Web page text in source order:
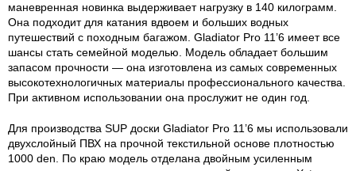
маневренная новинка выдерживает нагрузку в 140 килограмм.
Она подходит для катания вдвоем и больших водных
путешествий с походным багажом. Gladiator Pro 11’6 имеет все
шансы стать семейной моделью. Модель обладает большим
запасом прочности — она изготовлена из самых современных
высокотехнологичных материалы профессионального качества.
При активном использовании она прослужит не один год.
Для производства SUP доски Gladiator Pro 11’6 мы использовали
двухслойный ПВХ на прочной текстильной основе плотностью
1000 den. По краю модель отделана двойным усиленным